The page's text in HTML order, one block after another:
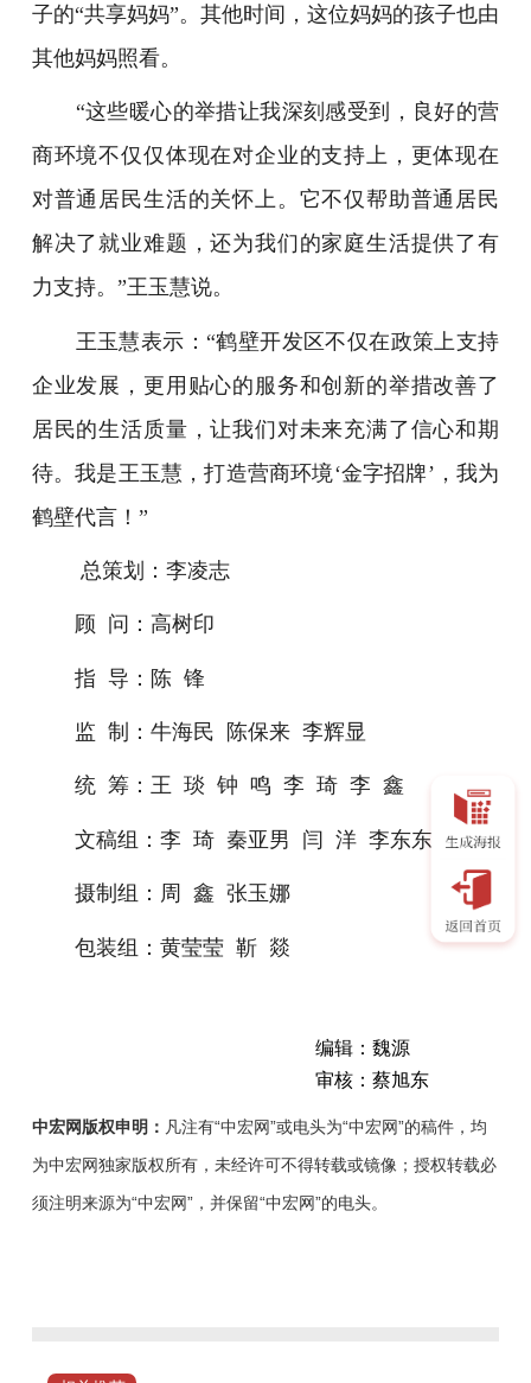
子的“共享妈妈”。其他时间，这位妈妈的孩子也由
其他妈妈照看。
“这些暖心的举措让我深刻感受到，良好的营
商环境不仅仅体现在对企业的支持上，更体现在
对普通居民生活的关怀上。它不仅帮助普通居民
解决了就业难题，还为我们的家庭生活提供了有
力支持。”王玉慧说。
王玉慧表示：“鹤壁开发区不仅在政策上支持
企业发展，更用贴心的服务和创新的举措改善了
居民的生活质量，让我们对未来充满了信心和期
待。我是王玉慧，打造营商环境‘金字招牌’，我为
鹤壁代言！”
总策划：李凌志
顾 问：高树印
指 导：陈 锋
监 制：牛海民 陈保来 李辉显
统 筹：王 琰 钟 鸣 李 琦 李 鑫
文稿组：李 琦 秦亚男 闫 洋 李东东
摄制组：周 鑫 张玉娜
包装组：黄莹莹 靳 燚
编辑：魏源
审核：蔡旭东
中宏网版权申明： 凡注有“中宏网”或电头为“中宏网”的稿件，均
为中宏网独家版权所有，未经许可不得转载或镜像；授权转载必
须注明来源为“中宏网”，并保留“中宏网”的电头。
发